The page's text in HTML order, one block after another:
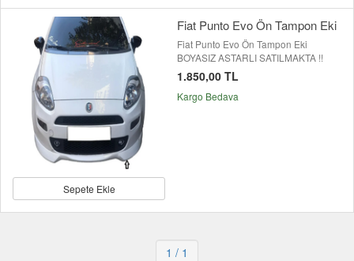
Sepete Ekle
Fiat Punto Evo Ön Tampon Eki
Fiat Punto Evo Ön Tampon Eki
BOYASIZ ASTARLI SATILMAKTA !!
1.850,00 TL
Kargo Bedava
1 / 1